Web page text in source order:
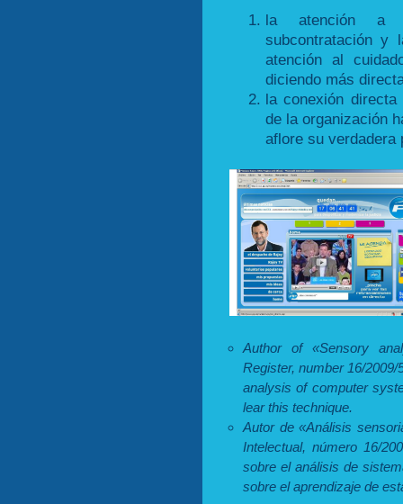
la atención a
subcontratación y
atención al
diciendo más
la conexión
de la organización
aflore su verdadera
Author of «Sensory
Register, number 16/
analysis of computer
lear this technique.
Autor de «Análisis
Intelectual, número 16/
sobre el análisis de
sobre el aprendizaje de